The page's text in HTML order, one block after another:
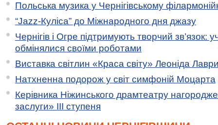
Польська музика у Чернігівському
“Jazz-Куліса” до Міжнародного дня джазу
Чернігів і Огре підтримують творчий зв’язок:
обмінялися своїми роботами
Виставка світлин «Краса світу» Леоніда
Натхненна подорож у світ симфоній Моцарта
Керівника Ніжинського драмтеатру
заслуги» ІІІ ступеня